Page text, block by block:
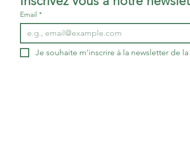
Email *
Je souhaite m'inscrire à la newsletter de la